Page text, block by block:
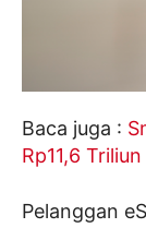
Baca juga :
Rp11,6
Pelanggan